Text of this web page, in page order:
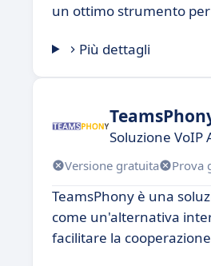
un ottimo strumento
Più dettagli
Soluzione VoIP
Versione gratuita Prova
TeamsPhony è una
come un'alternativa
facilitare la